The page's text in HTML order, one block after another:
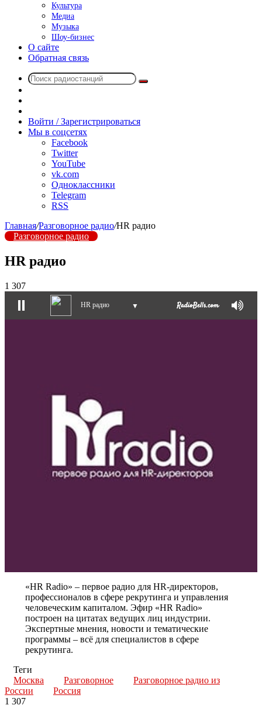
Культура
Медиа
Музыка
Шоу-бизнес
О сайте
Обратная связь
Поиск
радио
Войти / Зарегистрироваться
Мы в соцсетях
Facebook
Twitter
YouTube
vk.com
Одноклассники
Telegram
RSS
Главная/Разговорное радио/HR радио
Разговорное радио
HR радио
1 307
HR радио ▼
«HR Radio» – первое радио для HR-директоров,
профессионалов в сфере рекрутинга и управления
человеческим капиталом. Эфир «HR Radio»
построен на цитатах ведущих лиц индустрии.
Экспертные мнения, новости и тематические
программы – всё для специалистов в сфере
рекрутинга.
Теги
Москва
Разговорное
Разговорное радио из
России
Россия
1 307